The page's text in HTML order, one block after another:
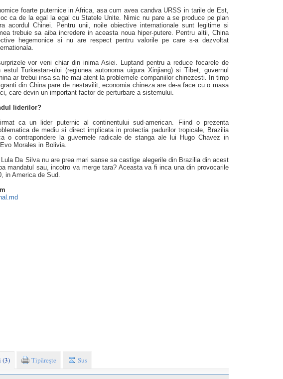
foarte puternice in Africa, asa cum avea candva URSS in tarile de Est,
ca de la egal la egal cu Statele Unite. Nimic nu pare a se produce pe plan
acordul Chinei. Pentru unii, noile obiective internationale sunt legitime si
trebuie sa aiba incredere in aceasta noua hiper-putere. Pentru altii, China
hegemonice si nu are respect pentru valorile pe care s-a dezvoltat
vor veni chiar din inima Asiei. Luptand pentru a reduce focarele de
estul Turkestan-ului (regiunea autonoma uigura Xinjiang) si Tibet, guvernul
ar trebui insa sa fie mai atent la problemele companiilor chinezesti. In timp
din China pare de nestavilit, economia chineza are de-a face cu o masa
care devin un important factor de perturbare a sistemului.
liderilor?
ca un lider puternic al continentului sud-american. Fiind o prezenta
de mediu si direct implicata in protectia padurilor tropicale, Brazilia
o contrapondere la guvernele radicale de stanga ale lui Hugo Chavez in
Morales in Bolivia.
Da Silva nu are prea mari sanse sa castige alegerile din Brazilia din acest
mandatul sau, incotro va merge tara? Aceasta va fi inca una din provocarile
in America de Sud.
(3) Tipăreşte Sus